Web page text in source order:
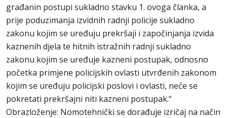
građanin postupi sukladno stavku 1. ovoga članka, a
prije poduzimanja izvidnih radnji policije sukladno
zakonu kojim se uređuju prekršaji i započinjanja izvida
kaznenih djela te hitnih istražnih radnji sukladno
zakonu kojim se uređuje kazneni postupak, odnosno
početka primjene policijskih ovlasti utvrđenih zakonom
kojim se uređuju policijski poslovi i ovlasti, neće se
pokretati prekršajni niti kazneni postupak.“
Obrazloženje: Nomotehnički se dorađuje izričaj na način